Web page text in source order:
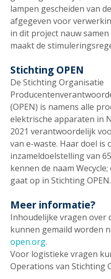
lampen gescheiden van
afgegeven voor
in dit project nauw
maakt de
Stichting OPEN
De Stichting Organisatie
(OPEN) is namens alle
elektrische apparaten in
2021 verantwoordelijk
van e-waste. Haar doel is
inzameldoelstelling van
kennen de naam
gaat op in Stichting OPEN.
Meer informatie?
Inhoudelijke vragen over
kunnen gemaild worden
open.org.
Voor logistieke vragen
Operations van Stichting